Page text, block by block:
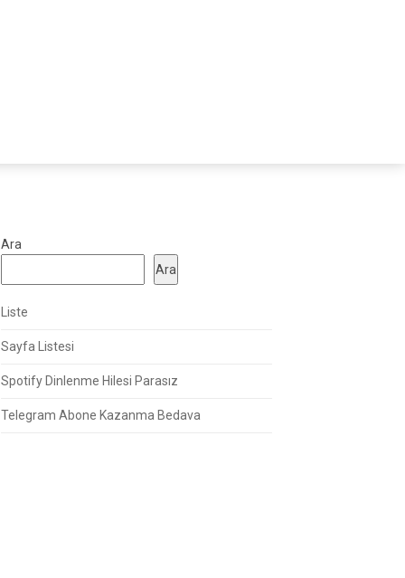
Ara
Ara
Liste
Sayfa Listesi
Spotify Dinlenme Hilesi Parasız
Telegram Abone Kazanma Bedava